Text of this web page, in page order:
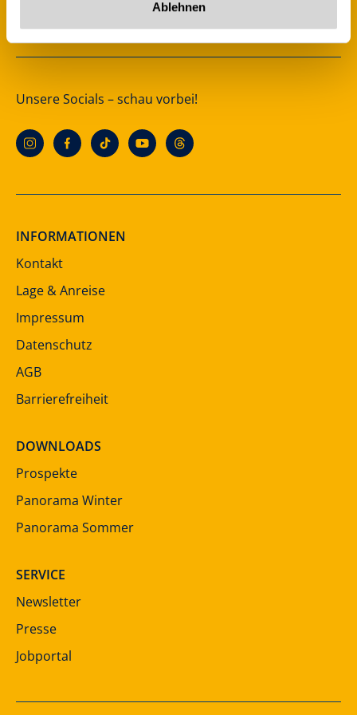
Ablehnen
Unsere Socials – schau vorbei!
INFORMATIONEN
Kontakt
Lage & Anreise
Impressum
Datenschutz
AGB
Barrierefreiheit
DOWNLOADS
Prospekte
Panorama Winter
Panorama Sommer
SERVICE
Newsletter
Presse
Jobportal